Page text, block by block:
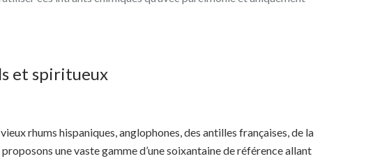
et spiritueux
rhums hispaniques, anglophones, des antilles françaises, de la
une vaste gamme d’une soixantaine de référence allant